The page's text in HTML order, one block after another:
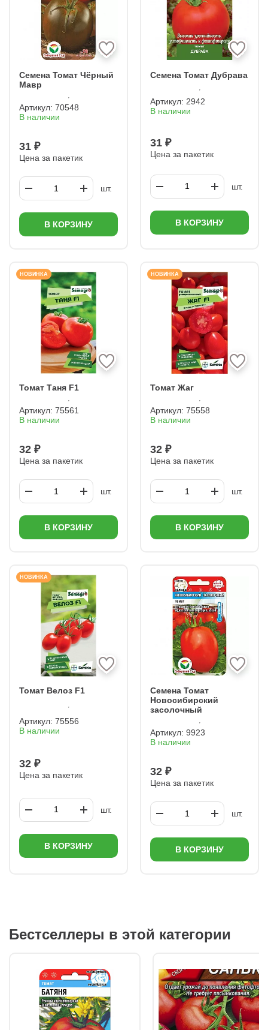
Семена Томат Чёрный
Мавр
Артикул: 70548
В наличии
31 ₽
Цена за пакетик
шт.
В КОРЗИНУ
Семена Томат Дубрава
Артикул: 2942
В наличии
31 ₽
Цена за пакетик
шт.
В КОРЗИНУ
НОВИНКА
Томат Таня F1
Артикул: 75561
В наличии
32 ₽
Цена за пакетик
шт.
В КОРЗИНУ
НОВИНКА
Томат Жаг
Артикул: 75558
В наличии
32 ₽
Цена за пакетик
шт.
В КОРЗИНУ
НОВИНКА
Томат Велоз F1
Артикул: 75556
В наличии
32 ₽
Цена за пакетик
шт.
В КОРЗИНУ
Семена Томат
Новосибирский
засолочный
Артикул: 9923
В наличии
32 ₽
Цена за пакетик
шт.
В КОРЗИНУ
Бестселлеры в этой категории